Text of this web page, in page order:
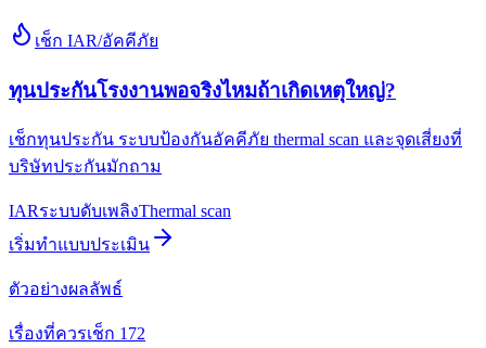
เช็ก IAR/อัคคีภัย
ทุนประกันโรงงานพอจริงไหมถ้าเกิดเหตุใหญ่?
เช็กทุนประกัน ระบบป้องกันอัคคีภัย thermal scan และจุดเสี่ยงที่
บริษัทประกันมักถาม
IARระบบดับเพลิงThermal scan
เริ่มทำแบบประเมิน
ตัวอย่างผลลัพธ์
เรื่องที่ควรเช็ก 1 72